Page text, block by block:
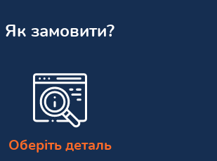
Як замовити?
Оберіть деталь